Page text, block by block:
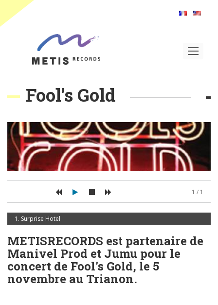
Toggle
Fool's Gold
1 / 1
Surprise Hotel
METISRECORDS est partenaire de
Manivel Prod et Jumu pour le
concert de Fool's Gold, le 5
novembre au Trianon.